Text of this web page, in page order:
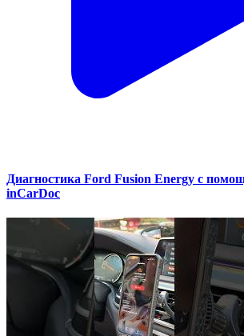
Диагностика Ford Fusion Energy с
inCarDoc